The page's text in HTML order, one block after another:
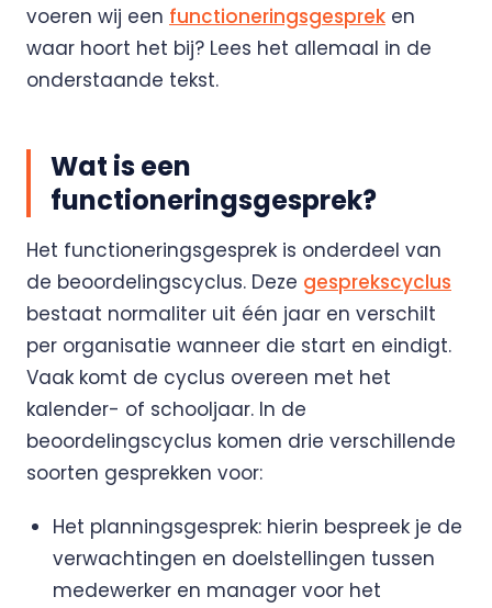
HR Analytics NIEUW
Alle features bekijken
Contact
voeren wij een functioneringsgesprek en
waar hoort het bij? Lees het allemaal in de
onderstaande tekst.
Wat is een
functioneringsgesprek?
Het functioneringsgesprek is onderdeel van
de beoordelingscyclus. Deze gesprekscyclus
bestaat normaliter uit één jaar en verschilt
per organisatie wanneer die start en eindigt.
Vaak komt de cyclus overeen met het
kalender- of schooljaar. In de
beoordelingscyclus komen drie verschillende
soorten gesprekken voor:
Het planningsgesprek: hierin bespreek je de
verwachtingen en doelstellingen tussen
medewerker en manager voor het